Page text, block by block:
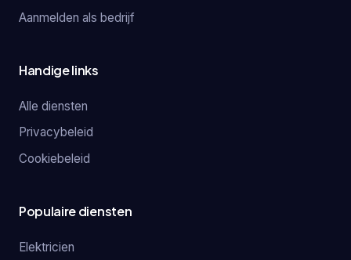
Aanmelden als bedrijf
Handige links
Alle diensten
Privacybeleid
Cookiebeleid
Populaire diensten
Elektricien